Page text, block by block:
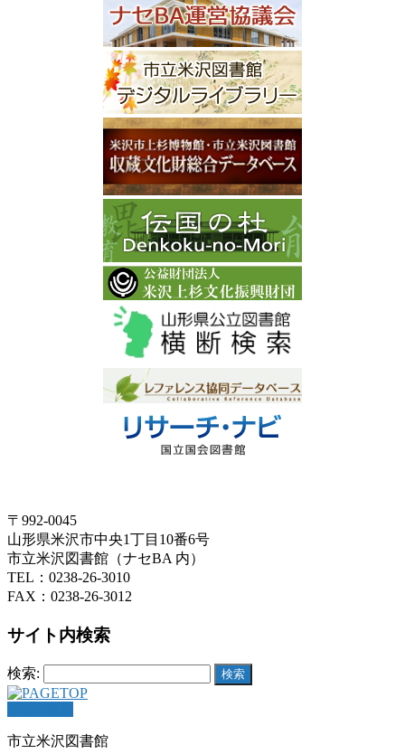
〒992-0045
山形県米沢市中央1丁目10番6号
市立米沢図書館（ナセBA 内）
TEL：0238-26-3010
FAX：0238-26-3012
サイト内検索
検索:
市立米沢図書館